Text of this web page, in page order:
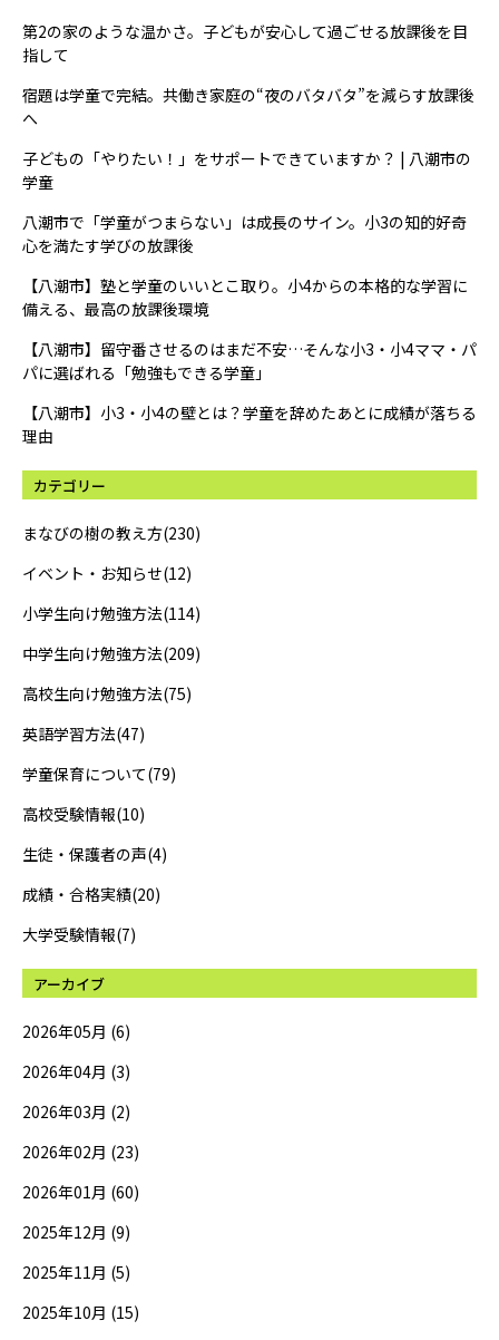
第2の家のような温かさ。子どもが安心して過ごせる放課後を目
指して
宿題は学童で完結。共働き家庭の“夜のバタバタ”を減らす放課後
へ
子どもの「やりたい！」をサポートできていますか？ | 八潮市の
学童
八潮市で「学童がつまらない」は成長のサイン。小3の知的好奇
心を満たす学びの放課後
【八潮市】塾と学童のいいとこ取り。小4からの本格的な学習に
備える、最高の放課後環境
【八潮市】留守番させるのはまだ不安…そんな小3・小4ママ・パ
パに選ばれる「勉強もできる学童」
【八潮市】小3・小4の壁とは？学童を辞めたあとに成績が落ちる
理由
カテゴリー
まなびの樹の教え方(230)
イベント・お知らせ(12)
小学生向け勉強方法(114)
中学生向け勉強方法(209)
高校生向け勉強方法(75)
英語学習方法(47)
学童保育について(79)
高校受験情報(10)
生徒・保護者の声(4)
成績・合格実績(20)
大学受験情報(7)
アーカイブ
2026年05月 (6)
2026年04月 (3)
2026年03月 (2)
2026年02月 (23)
2026年01月 (60)
2025年12月 (9)
2025年11月 (5)
2025年10月 (15)